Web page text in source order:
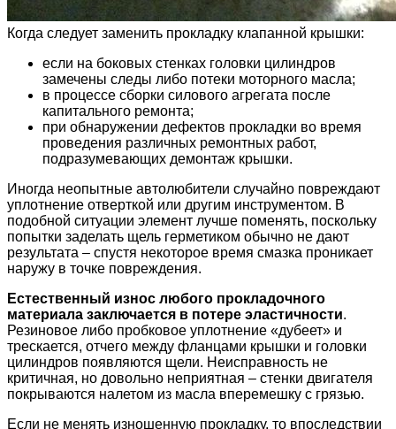
Когда следует заменить прокладку клапанной крышки:
если на боковых стенках головки цилиндров
замечены следы либо потеки моторного масла;
в процессе сборки силового агрегата после
капитального ремонта;
при обнаружении дефектов прокладки во время
проведения различных ремонтных работ,
подразумевающих демонтаж крышки.
Иногда неопытные автолюбители случайно повреждают
уплотнение отверткой или другим инструментом. В
подобной ситуации элемент лучше поменять, поскольку
попытки заделать щель герметиком обычно не дают
результата – спустя некоторое время смазка проникает
наружу в точке повреждения.
Естественный износ любого прокладочного
материала заключается в потере эластичности.
Резиновое либо пробковое уплотнение «дубеет» и
трескается, отчего между фланцами крышки и головки
цилиндров появляются щели. Неисправность не
критичная, но довольно неприятная – стенки двигателя
покрываются налетом из масла вперемешку с грязью.
Если не менять изношенную прокладку, то впоследствии